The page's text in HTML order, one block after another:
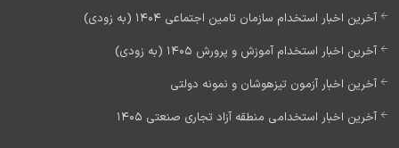
آخرین اخبار استخدام سازمان تامین اجتماعی 1404 (به زودی)
آخرین اخبار استخدام آموزش و پرورش 1405 (به زودی)
آخرین اخبار آزمون تیزهوشان و نمونه دولتی
آخرین اخبار استخدامی منطقه آزاد تجاری صنعتی 1405